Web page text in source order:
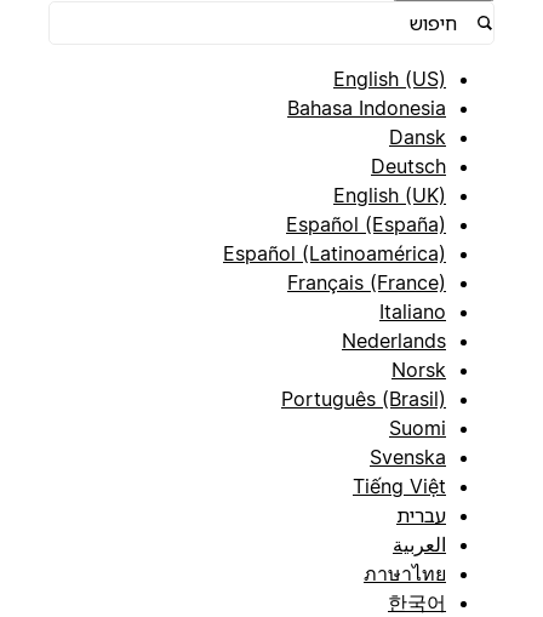
English (US)
Bahasa Indonesia
Dansk
Deutsch
English (UK)
Español (España)
Español (Latinoamérica)
Français (France)
Italiano
Nederlands
Norsk
Português (Brasil)
Suomi
Svenska
Tiếng Việt
עברית
العربية
ภาษาไทย
한국어